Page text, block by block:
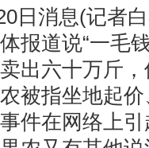
消息(记者白
报道说“一毛
出六十万斤
被指坐地起
件在网络上